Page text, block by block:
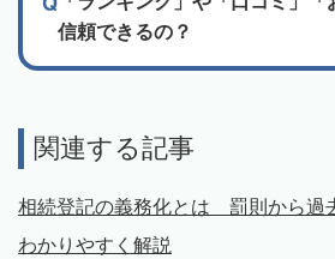
信頼できるの？
関連する記事
相続登記の義務化とは 罰則から過
わかりやすく解説